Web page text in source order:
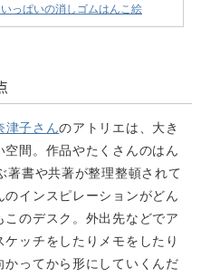
っぱいの消しゴムはんこ絵
津子さんのアトリエは、大き
間。作品やたくさんのはん
著書や共著が整理整頓されて
インスピレーションがどん
のデスク。外出先などでア
ッチをしたりメモをしたり
ってから形にしていくんだ